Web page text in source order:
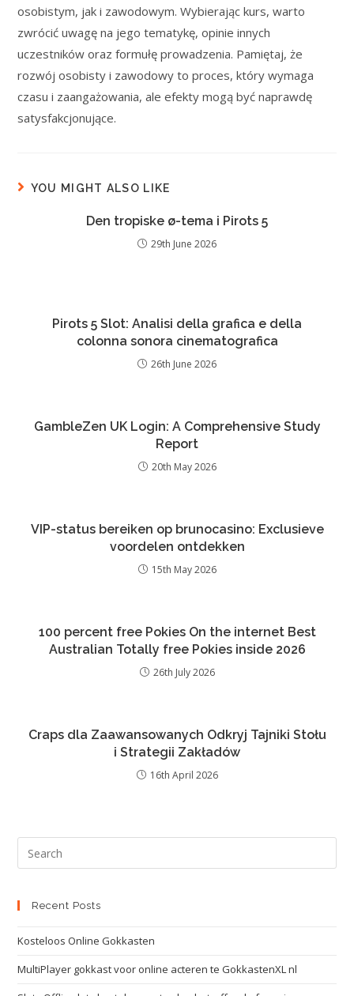
osobistym, jak i zawodowym. Wybierając kurs, warto
zwrócić uwagę na jego tematykę, opinie innych
uczestników oraz formułę prowadzenia. Pamiętaj, że
rozwój osobisty i zawodowy to proces, który wymaga
czasu i zaangażowania, ale efekty mogą być naprawdę
satysfakcjonujące.
YOU MIGHT ALSO LIKE
Den tropiske ø-tema i Pirots 5
29th June 2026
Pirots 5 Slot: Analisi della grafica e della
colonna sonora cinematografica
26th June 2026
GambleZen UK Login: A Comprehensive Study
Report
20th May 2026
VIP-status bereiken op brunocasino: Exclusieve
voordelen ontdekken
15th May 2026
100 percent free Pokies On the internet Best
Australian Totally free Pokies inside 2026
26th July 2026
Craps dla Zaawansowanych Odkryj Tajniki Stołu
i Strategii Zakładów
16th April 2026
Recent Posts
Kosteloos Online Gokkasten
MultiPlayer gokkast voor online acteren te GokkastenXL nl